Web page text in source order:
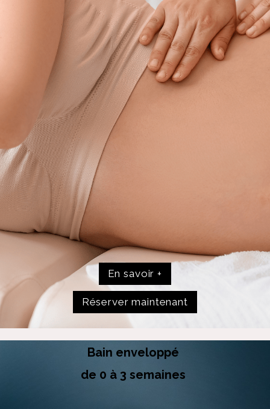
En savoir +
Réserver maintenant
Bain enveloppé
de 0 à 3 semaines